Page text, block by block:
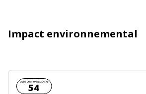
Impact environnemental
Coût environnemental :
54